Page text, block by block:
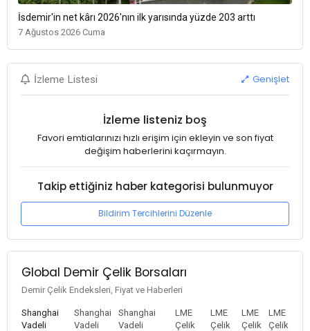
İsdemir'in net kârı 2026'nın ilk yarısında yüzde 203 arttı
7 Ağustos 2026 Cuma
İzleme Listesi Genişlet
İzleme listeniz boş
Favori emtialarınızı hızlı erişim için ekleyin ve son fiyat
değişim haberlerini kaçırmayın.
Takip ettiğiniz haber kategorisi bulunmuyor
Bildirim Tercihlerini Düzenle
Global Demir Çelik Borsaları
Demir Çelik Endeksleri, Fiyat ve Haberleri
Shanghai
Vadeli
Shanghai
Vadeli
Shanghai
Vadeli
LME
Çelik
LME
Çelik
LME
Çelik
LME
Çelik